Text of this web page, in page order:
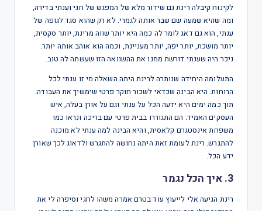
לקינוח קיבלה רינת גם שידור מלא של המפגש של חגי וענתי בדירה,
ומה שהיא שמעה שם שבר אותה לגמרי. לא רק שהוא סגד לגופה של
ענתי, הוא גם דאג לומר לה כמה היא יותר שווה מרינת, יותר סקסית,
יותר מושכת, יותר יפה, יותר מעניינת, וכמה הוא אוהב אותה יותר.
ניכר היה שענתי דורשת ממנו את ההשוואה הזו שעשתה לה טוב.
התעלומה היחידה שנותרה לרינת היתה השאלה מי זו ענתי לכל
הרוחות. היא הבינה שכדאי לשכור חוקר פרטי שימשיך את העבודה.
תוך כמה ימים היא ידעה הכל על ענתי וגם על אורן בעלה, איש
העסקים האמיד. הם התגוררו בבית פרטי עם בריכה ונראו כמו
משפחת אינסטגרם קלאסית, והיא הבינה למה ענתי לא מוכנה
להתגרש. רינת לעומת זאת היתה נחושה להתגרש ולדאוג לכך שאורן
ידע הכל.
3. איך הכל נגמר
רינת הגיעה אלי לייעוץ עוד בטרם אמרה משהו לחגי וסיפרה לי את